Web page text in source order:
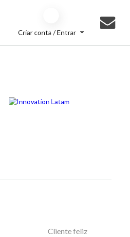
Criar conta / Entrar
Cliente feliz